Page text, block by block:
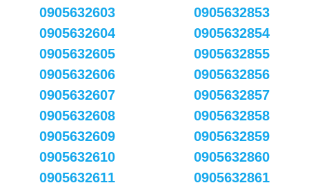
0905632603
0905632604
0905632605
0905632606
0905632607
0905632608
0905632609
0905632610
0905632611
0905632853
0905632854
0905632855
0905632856
0905632857
0905632858
0905632859
0905632860
0905632861